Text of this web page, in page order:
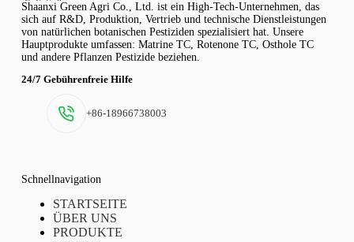
Shaanxi Green Agri Co., Ltd. ist ein High-Tech-Unternehmen, das
sich auf R&D, Produktion, Vertrieb und technische Dienstleistungen
von natürlichen botanischen Pestiziden spezialisiert hat. Unsere
Hauptprodukte umfassen: Matrine TC, Rotenone TC, Osthole TC
und andere Pflanzen Pestizide beziehen.
24/7 Gebührenfreie Hilfe
+86-18966738003
Schnellnavigation
STARTSEITE
ÜBER UNS
PRODUKTE